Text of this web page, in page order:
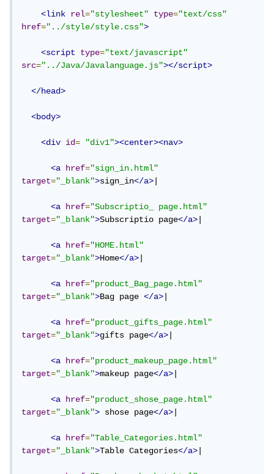
ويمكنك إظهار رسالة شكر لك على ثقتك بنا سيتم معالجة طلبك
alert(" شكر لك على ثقتك بنا سيتم معالجة
<link rel="stylesheet" type="text/css"
href="../style/style.css">
<script type="text/javascript"
src="../Java/Javalanguage.js"></script>
</head>
<body>
<div id= "div1"><center><nav>
<a href="sign_in.html"
target="_blank">sign_in</a>|
<a href="Subscriptio_ page.html"
target="_blank">Subscriptio page</a>|
<a href="HOME.html"
target="_blank">Home</a>|
<a href="product_Bag_page.html"
target="_blank">Bag page </a>|
<a href="product_gifts_page.html"
target="_blank">gifts page</a>|
<a href="product_makeup_page.html"
target="_blank">makeup page</a>|
<a href="product_shose_page.html"
target="_blank"> shose page</a>|
<a href="Table_Categories.html"
target="_blank">Table Categories</a>|